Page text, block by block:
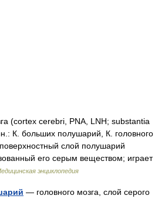
(cortex cerebri, PNA, LNH; substantia
К. больших полушарий, К. головного
слой полушарий
его серым веществом; играет
энциклопедия
— головного мозга, слой серого